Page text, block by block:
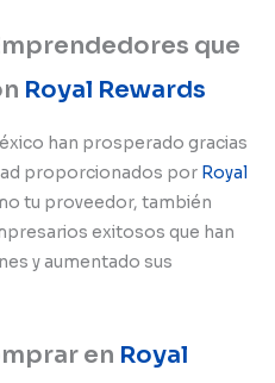
que
Royal Rewards
han prosperado gracias
proporcionados por Royal
tu proveedor, también
exitosos que han
y aumentado sus
en Royal